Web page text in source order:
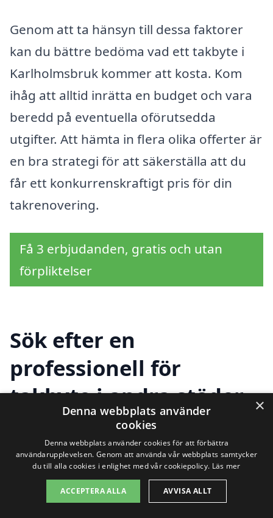
Genom att ta hänsyn till dessa faktorer
kan du bättre bedöma vad ett takbyte i
Karlholmsbruk kommer att kosta. Kom
ihåg att alltid inrätta en budget och vara
beredd på eventuella oförutsedda
utgifter. Att hämta in flera olika offerter är
en bra strategi för att säkerställa att du
får ett konkurrenskraftigt pris för din
takrenovering.
Få 3 erbjudanden, gratis och utan
förpliktelser
Sök efter en
professionell för
takbyte i andra städer
nära Karlholmsbruk
Att byta tak är en viktig investering för
ditt hem, och att hitta rätt företag för
×
Denna webbplats använder
cookies
Denna webbplats använder cookies för att förbättra
användarupplevelsen. Genom att använda vår webbplats samtycker
du till alla cookies i enlighet med vår cookiepolicy. Läs mer
ACCEPTERA ALLA AVVISA ALLT